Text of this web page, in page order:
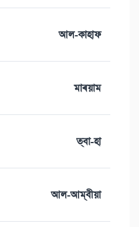
আল-কাহাফ
মাৰয়াম
ত্বা-হা
আল-আম্বীয়া